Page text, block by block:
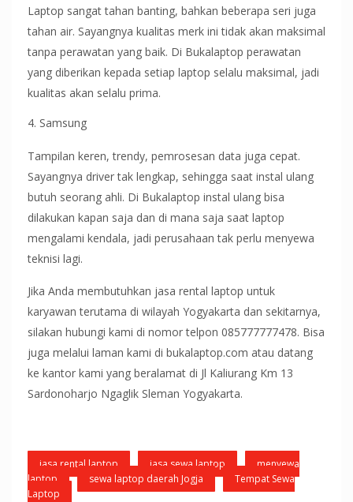
Laptop sangat tahan banting, bahkan beberapa seri juga
tahan air. Sayangnya kualitas merk ini tidak akan maksimal
tanpa perawatan yang baik. Di Bukalaptop perawatan
yang diberikan kepada setiap laptop selalu maksimal, jadi
kualitas akan selalu prima.
Samsung
Tampilan keren, trendy, pemrosesan data juga cepat.
Sayangnya driver tak lengkap, sehingga saat instal ulang
butuh seorang ahli. Di Bukalaptop instal ulang bisa
dilakukan kapan saja dan di mana saja saat laptop
mengalami kendala, jadi perusahaan tak perlu menyewa
teknisi lagi.
Jika Anda membutuhkan jasa rental laptop untuk
karyawan terutama di wilayah Yogyakarta dan sekitarnya,
silakan hubungi kami di nomor telpon 085777777478. Bisa
juga melalui laman kami di bukalaptop.com atau datang
ke kantor kami yang beralamat di Jl Kaliurang Km 13
Sardonoharjo Ngaglik Sleman Yogyakarta.
jasa rental laptop jasa sewa laptop
menyewa
laptop
sewa laptop daerah Jogja
Tempat Sewa
Laptop